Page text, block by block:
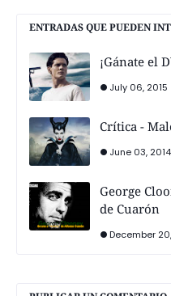
ENTRADAS QUE PUEDEN
¡Gánate el
July 06, 2015
Crítica -
June 03, 2014
George
de Cuarón
December